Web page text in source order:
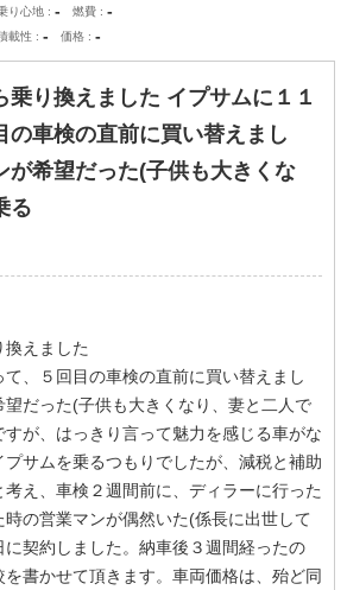
り心地 - 燃費 -
載性 - 価格 -
乗り換えました イプサムに１１
の車検の直前に買い替えまし
が希望だった(子供も大きくな
る
えました
、５回目の車検の直前に買い替えまし
望だった(子供も大きくなり、妻と二人で
が、はっきり言って魅力を感じる車がな
サムを乗るつもりでしたが、減税と補助
え、車検２週間前に、ディラーに行った
時の営業マンが偶然いた(係長に出世して
契約しました。納車後３週間経ったの
書かせて頂きます。車両価格は、殆ど同